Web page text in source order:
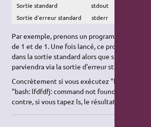
Sortie standard
stdout
Sortie d'erreur standard
stderr
Par exemple, prenons un programme censé
de 1 et de 1. Une fois lancé, ce programme
dans la sortie standard alors que s'il y a une
parviendra via la sortie d'erreur standard.
Concrètement si vous exécutez "lfdfdfj" dans
"bash: lfdfdfj: command not found" sera
contre, si vous tapez ls, le résultat sera